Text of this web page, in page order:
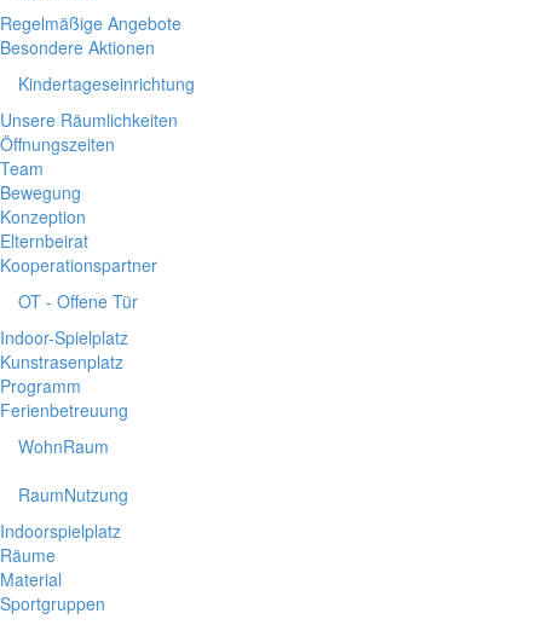
Regelmäßige Angebote
Besondere Aktionen
Kindertageseinrichtung
Unsere Räumlichkeiten
Öffnungszeiten
Team
Bewegung
Konzeption
Elternbeirat
Kooperationspartner
OT - Offene Tür
Indoor-Spielplatz
Kunstrasenplatz
Programm
Ferienbetreuung
WohnRaum
RaumNutzung
Indoorspielplatz
Räume
Material
Sportgruppen